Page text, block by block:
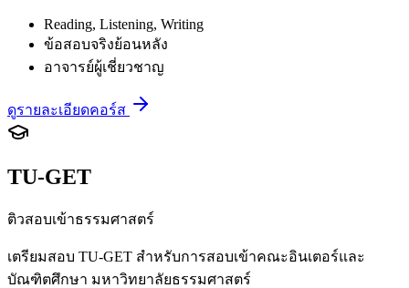
Reading, Listening, Writing
ข้อสอบจริงย้อนหลัง
อาจารย์ผู้เชี่ยวชาญ
ดูรายละเอียดคอร์ส
TU-GET
ติวสอบเข้าธรรมศาสตร์
เตรียมสอบ TU-GET สำหรับการสอบเข้าคณะอินเตอร์และ
บัณฑิตศึกษา มหาวิทยาลัยธรรมศาสตร์